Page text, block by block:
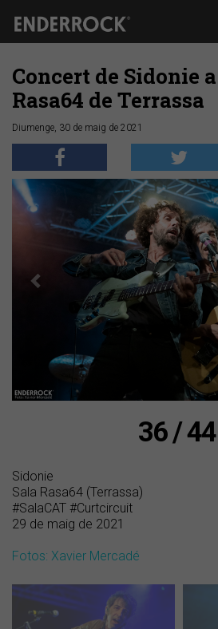
Concert de Sidonie
Rasa64 de Terrassa
Diumenge, 30 de maig de 2021
Anterior
36 / 44
Sidonie
Sala Rasa64 (Terrassa)
#SalaCAT #Curtcircuit
29 de maig de 2021
Fotos: Xavier Mercadé